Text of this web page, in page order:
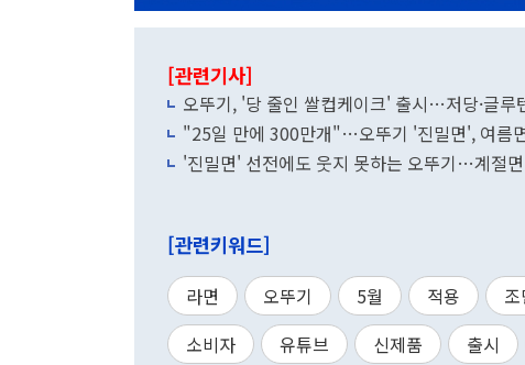
[관련기사]
오뚜기, '당 줄인 쌀컵케이크' 출시…저당·글루
"25일 만에 300만개"…오뚜기 '진밀면', 여름
'진밀면' 선전에도 웃지 못하는 오뚜기…계절
[관련키워드]
라면 오뚜기 5월 적용 조
소비자
유튜브 신제품 출시